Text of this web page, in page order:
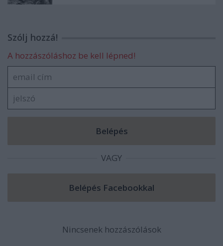
Szólj hozzá!
A hozzászóláshoz be kell lépned!
VAGY
Nincsenek hozzászólások